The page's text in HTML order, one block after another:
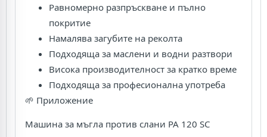
Равномерно разпръскване и пълно
покритие
Намалява загубите на реколта
Подходяща за маслени и водни разтвори
Висока производителност за кратко време
Подходяща за професионална употреба
🌱 Приложение
Машина за мъгла против слани PA 120 SC